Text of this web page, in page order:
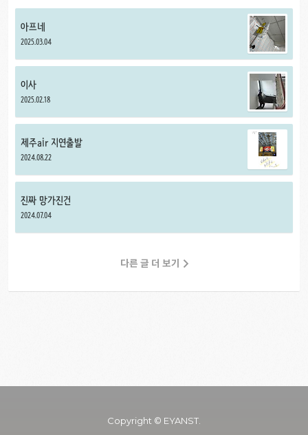
아프네
2025.03.04
이사
2025.02.18
제주air 지연출발
2024.08.22
진짜 망가진건
2024.07.04
다른 글 더 보기
Copyright © EYANST.